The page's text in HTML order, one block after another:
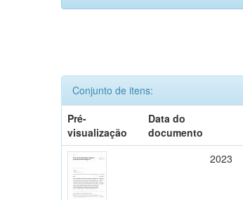
Conjunto de itens:
Pré-
visualização
Data do
documento
2023